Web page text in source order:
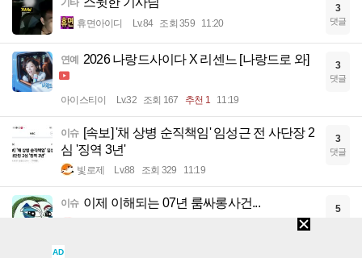
기타
휴면아이디 Lv.84 조회 359 11:20
3
댓글
연예 2026 나랑드사이다 X 리센느 [나랑드로 와]
아이스티이 Lv.32 조회 167 추천 1 11:19
3
댓글
이슈 [속보] '채 상병 순직책임' 임성근 전 사단장 2
심 '징역 3년'
빛로제 Lv.88 조회 329 11:19
3
댓글
이슈 이제 이해되는 07년 룸싸롱사건... 5
AD